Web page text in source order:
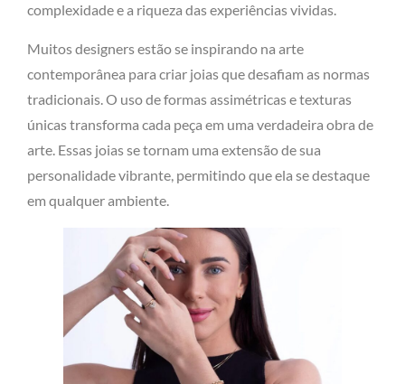
complexidade e a riqueza das experiências vividas.
Muitos designers estão se inspirando na arte
contemporânea para criar joias que desafiam as normas
tradicionais. O uso de formas assimétricas e texturas
únicas transforma cada peça em uma verdadeira obra de
arte. Essas joias se tornam uma extensão de sua
personalidade vibrante, permitindo que ela se destaque
em qualquer ambiente.